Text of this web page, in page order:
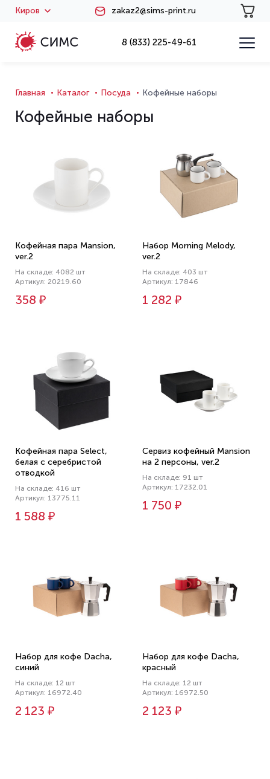
Киров zakaz2@sims-print.ru
8 (833) 225-49-61
Главная Каталог Посуда Кофейные наборы
Кофейные наборы
Кофейная пара Mansion,
ver.2
На складе: 4082 шт
Артикул: 20219.60
358 ₽
Набор Morning Melody,
ver.2
На складе: 403 шт
Артикул: 17846
1 282 ₽
Кофейная пара Select,
белая с серебристой
отводкой
На складе: 416 шт
Артикул: 13775.11
1 588 ₽
Сервиз кофейный Mansion
на 2 персоны, ver.2
На складе: 91 шт
Артикул: 17232.01
1 750 ₽
Набор для кофе Dacha,
синий
На складе: 12 шт
Артикул: 16972.40
2 123 ₽
Набор для кофе Dacha,
красный
На складе: 12 шт
Артикул: 16972.50
2 123 ₽